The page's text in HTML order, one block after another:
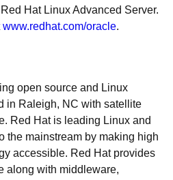
Hat Linux Advanced Server.
www.redhat.com/oracle.
open source and Linux
in Raleigh, NC with satellite
Red Hat is leading Linux and
the mainstream by making high
accessible. Red Hat provides
along with middleware,